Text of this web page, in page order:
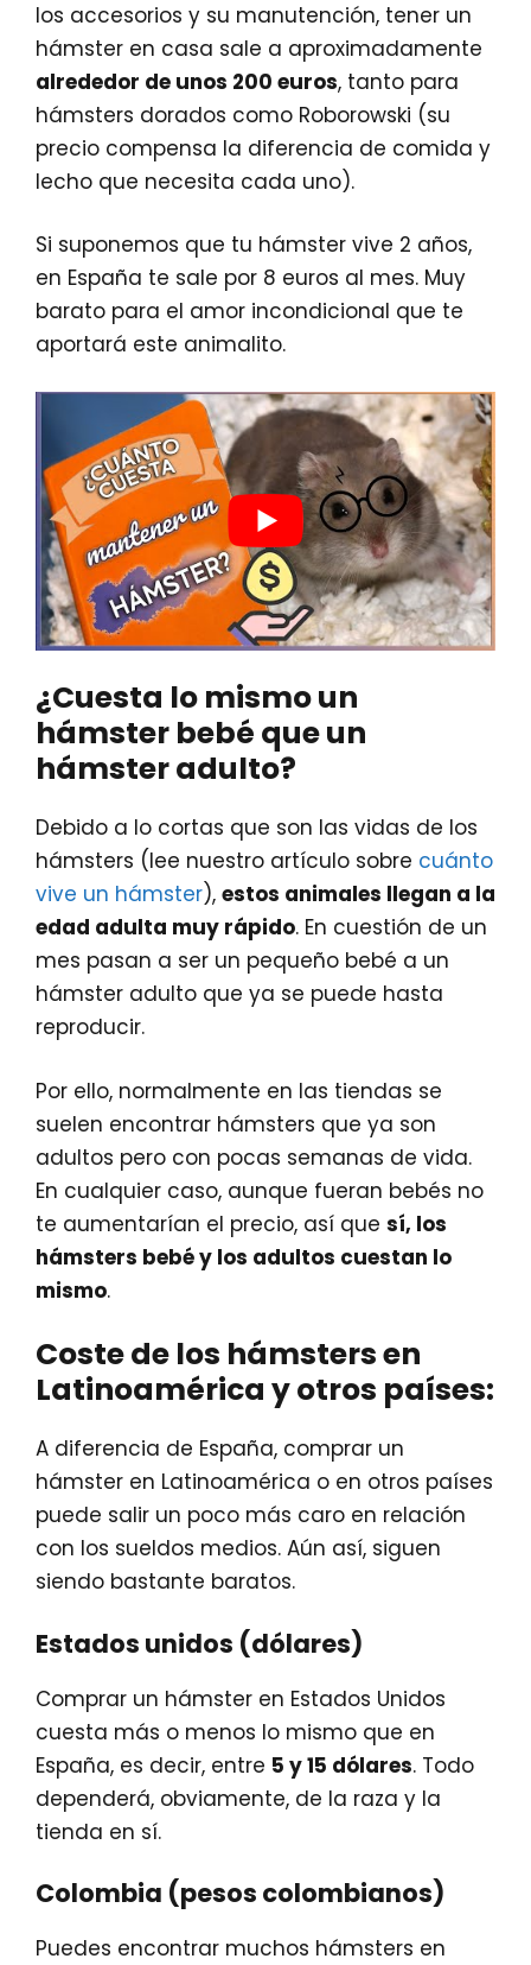
los accesorios y su manutención, tener un
hámster en casa sale a aproximadamente
alrededor de unos 200 euros, tanto para
hámsters dorados como Roborowski (su
precio compensa la diferencia de comida y
lecho que necesita cada uno).
Si suponemos que tu hámster vive 2 años,
en España te sale por 8 euros al mes. Muy
barato para el amor incondicional que te
aportará este animalito.
¿Cuesta lo mismo un
hámster bebé que un
hámster adulto?
Debido a lo cortas que son las vidas de los
hámsters (lee nuestro artículo sobre cuánto
vive un hámster), estos animales llegan a la
edad adulta muy rápido. En cuestión de un
mes pasan a ser un pequeño bebé a un
hámster adulto que ya se puede hasta
reproducir.
Por ello, normalmente en las tiendas se
suelen encontrar hámsters que ya son
adultos pero con pocas semanas de vida.
En cualquier caso, aunque fueran bebés no
te aumentarían el precio, así que sí, los
hámsters bebé y los adultos cuestan lo
mismo.
Coste de los hámsters en
Latinoamérica y otros países:
A diferencia de España, comprar un
hámster en Latinoamérica o en otros países
puede salir un poco más caro en relación
con los sueldos medios. Aún así, siguen
siendo bastante baratos.
Estados unidos (dólares)
Comprar un hámster en Estados Unidos
cuesta más o menos lo mismo que en
España, es decir, entre 5 y 15 dólares. Todo
dependerá, obviamente, de la raza y la
tienda en sí.
Colombia (pesos colombianos)
Puedes encontrar muchos hámsters en